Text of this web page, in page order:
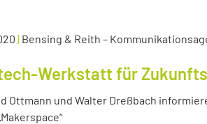
| Bensing & Reith –
Werkstatt für
Ottmann und Walter Dreßbach